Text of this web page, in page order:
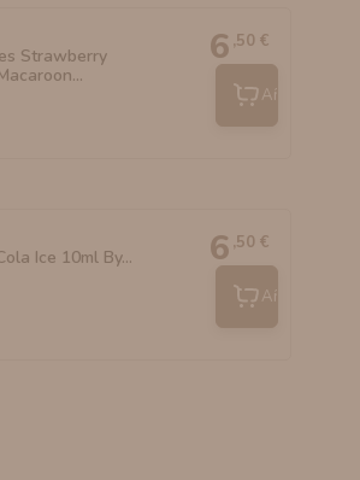
Strawberry
6 ,50 €
Añadir
Ice 10ml By... 6 ,50 €
Añadir